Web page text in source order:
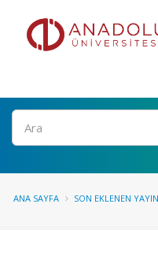
Ara
ANA SAYFA SON EKLENEN